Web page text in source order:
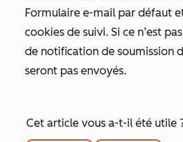
Formulaire e-mail par défaut
cookies de suivi. Si ce n’est
de notification de soumission
seront pas envoyés.
Cet article vous a-t-il été utile